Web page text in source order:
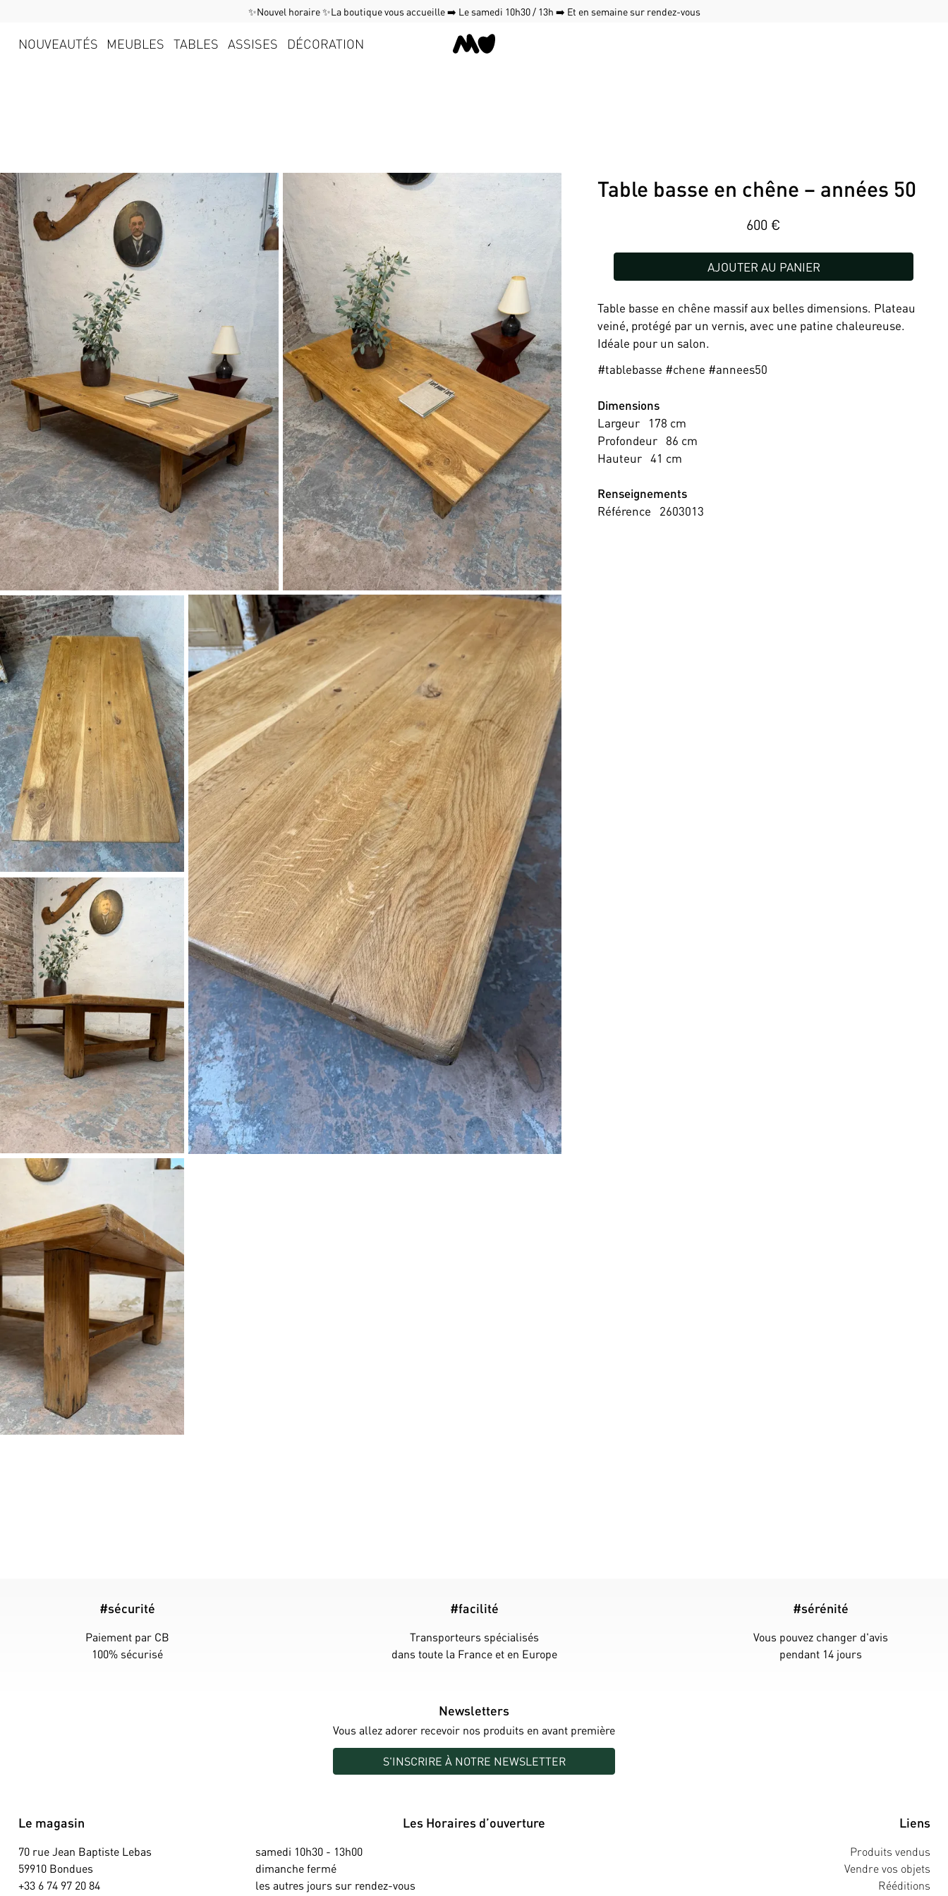
✨Nouvel horaire ✨La boutique vous accueille ➡️ Le samedi 10h30 / 13h ➡️ Et en semaine sur rendez-vous
NOUVEAUTÉS MEUBLES TABLES ASSISES DÉCORATION
Table basse en chêne – années 50
600 €
AJOUTER AU PANIER
Table basse en chêne massif aux belles dimensions. Plateau
veiné, protégé par un vernis, avec une patine chaleureuse.
Idéale pour un salon.
#tablebasse #chene #annees50
Dimensions
Largeur
178 cm
Profondeur
86 cm
Hauteur 41 cm
Renseignements
Référence
2603013
#sécurité
Paiement par CB
100% sécurisé
#facilité
Transporteurs spécialisés
dans toute la France et en Europe
#sérénité
Vous pouvez changer d'avis
pendant 14 jours
Newsletters
Vous allez adorer recevoir nos produits en avant première
S'INSCRIRE À NOTRE NEWSLETTER
Le magasin
70 rue Jean Baptiste Lebas
59910 Bondues
+33 6 74 97 20 84
Les Horaires d’ouverture
samedi 10h30 - 13h00
dimanche fermé
les autres jours sur rendez-vous
Liens
Produits vendus
Vendre vos objets
Rééditions